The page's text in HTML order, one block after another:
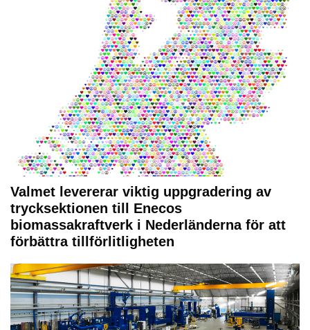
Valmet levererar viktig uppgradering av
trycksektionen till Enecos
biomassakraftverk i Nederländerna för att
förbättra tillförlitligheten